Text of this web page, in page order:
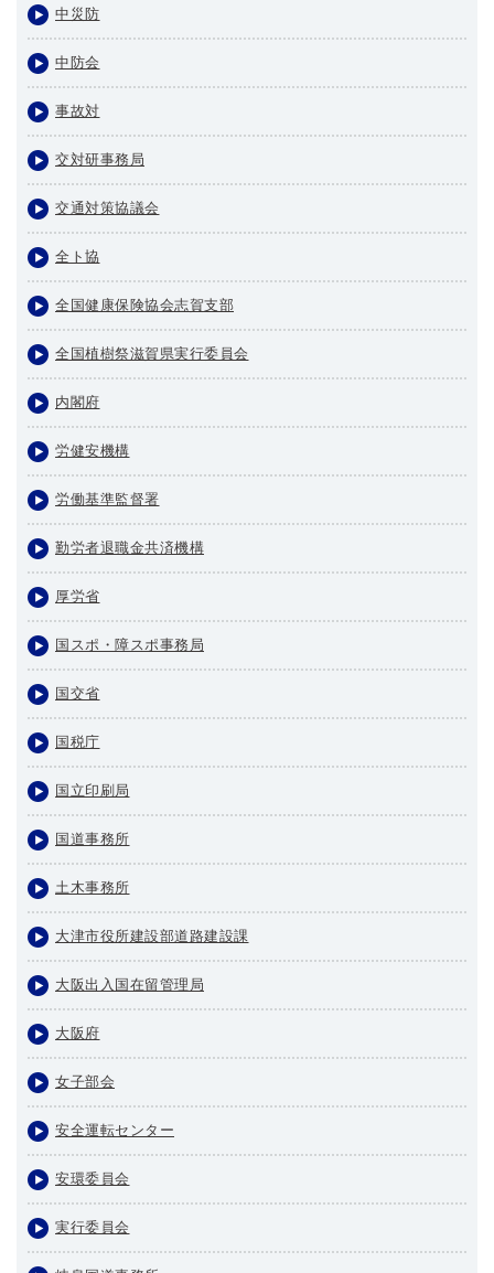
中災防
中防会
事故対
交対研事務局
交通対策協議会
全ト協
全国健康保険協会志賀支部
全国植樹祭滋賀県実行委員会
内閣府
労健安機構
労働基準監督署
勤労者退職金共済機構
厚労省
国スポ・障スポ事務局
国交省
国税庁
国立印刷局
国道事務所
土木事務所
大津市役所建設部道路建設課
大阪出入国在留管理局
大阪府
女子部会
安全運転センター
安環委員会
実行委員会